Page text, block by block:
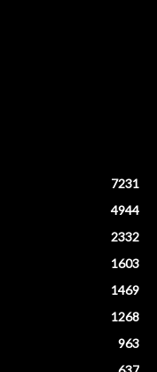
7231
4944
2332
1603
1469
1268
963